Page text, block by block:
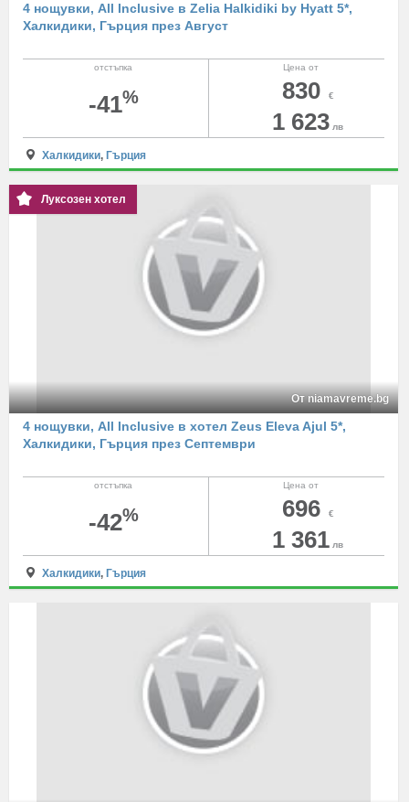
4 нощувки, All Inclusive в Zelia Halkidiki by Hyatt 5*,
Халкидики, Гърция през Август
Цена от
830 €
1 623 лв
отстъпка
-41%
Халкидики, Гърция
Луксозен хотел
От niamavreme.bg
4 нощувки, All Inclusive в хотел Zeus Eleva Ajul 5*,
Халкидики, Гърция през Септември
Цена от
696 €
1 361 лв
отстъпка
-42%
Халкидики, Гърция